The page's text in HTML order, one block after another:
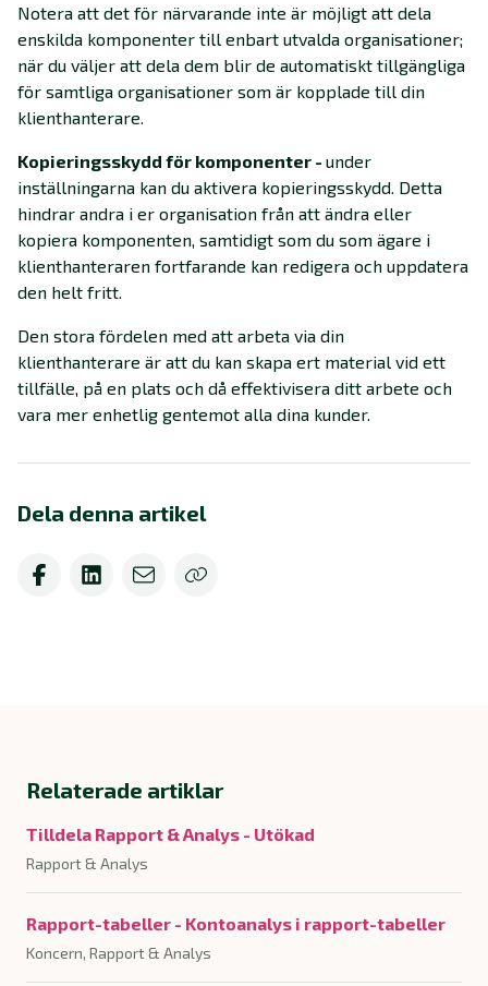
Notera att det för närvarande inte är möjligt att dela
enskilda komponenter till enbart utvalda organisationer;
när du väljer att dela dem blir de automatiskt tillgängliga
för samtliga organisationer som är kopplade till din
klienthanterare.
Kopieringsskydd för komponenter - under
inställningarna kan du aktivera kopieringsskydd. Detta
hindrar andra i er organisation från att ändra eller
kopiera komponenten, samtidigt som du som ägare i
klienthanteraren fortfarande kan redigera och uppdatera
den helt fritt.
Den stora fördelen med att arbeta via din
klienthanterare är att du kan skapa ert material vid ett
tillfälle, på en plats och då effektivisera ditt arbete och
vara mer enhetlig gentemot alla dina kunder.
Dela denna artikel
Relaterade artiklar
Tilldela Rapport & Analys - Utökad
Rapport & Analys
Rapport-tabeller - Kontoanalys i rapport-tabeller
Koncern, Rapport & Analys